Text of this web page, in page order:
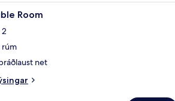
Öryggishólf í herbergi,
Room
2
rúm
net